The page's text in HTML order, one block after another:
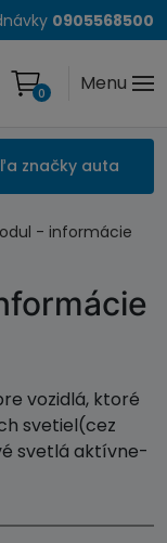
0905568500
Menu
0
značky auta
- informácie
vozidlá, ktoré
svetiel(cez
svetlá aktívne-